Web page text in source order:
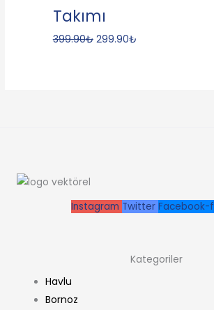
Takımı
399.90₺ 299.90₺
Instagram Twitter Facebook-f
Kategoriler
Havlu
Bornoz